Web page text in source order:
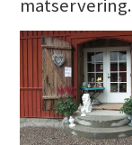
matservering.